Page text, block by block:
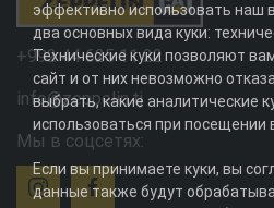
+992 44 625 11 22
info@zeppelin.tj
Мы в соцсетях:
эффективно использовать наш
два основных вида куки:
Технические куки позволяют
сайт и от них невозможно
выбрать, какие аналитические
использоваться при посещении
Если вы принимаете куки, вы
данные также будут